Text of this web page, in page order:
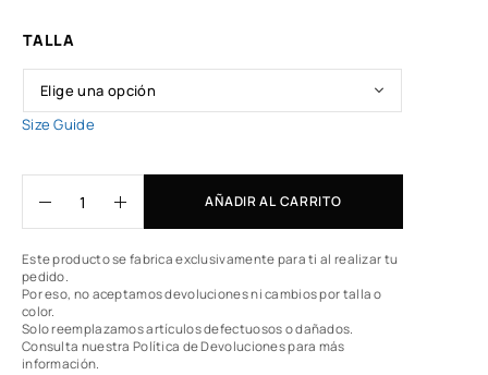
TALLA
Size Guide
AÑADIR AL CARRITO
Este producto se fabrica exclusivamente para ti al realizar tu
pedido.
Por eso, no aceptamos devoluciones ni cambios por talla o
color.
Solo reemplazamos artículos defectuosos o dañados.
Consulta nuestra Política de Devolucionespara más
información.